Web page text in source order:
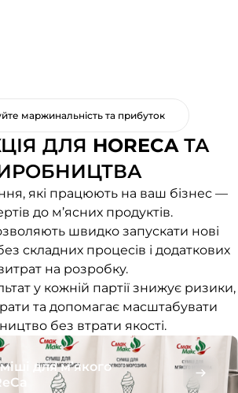
маржинальність та прибуток
ДЛЯ HORECAТА
які працюють на ваш бізнес —
до м’ясних продуктів.
швидко запускати нові
складних процесів і додаткових
на розробку.
у кожній партії знижує ризики,
та допомагає масштабувати
без втрати якості.
для м’якого